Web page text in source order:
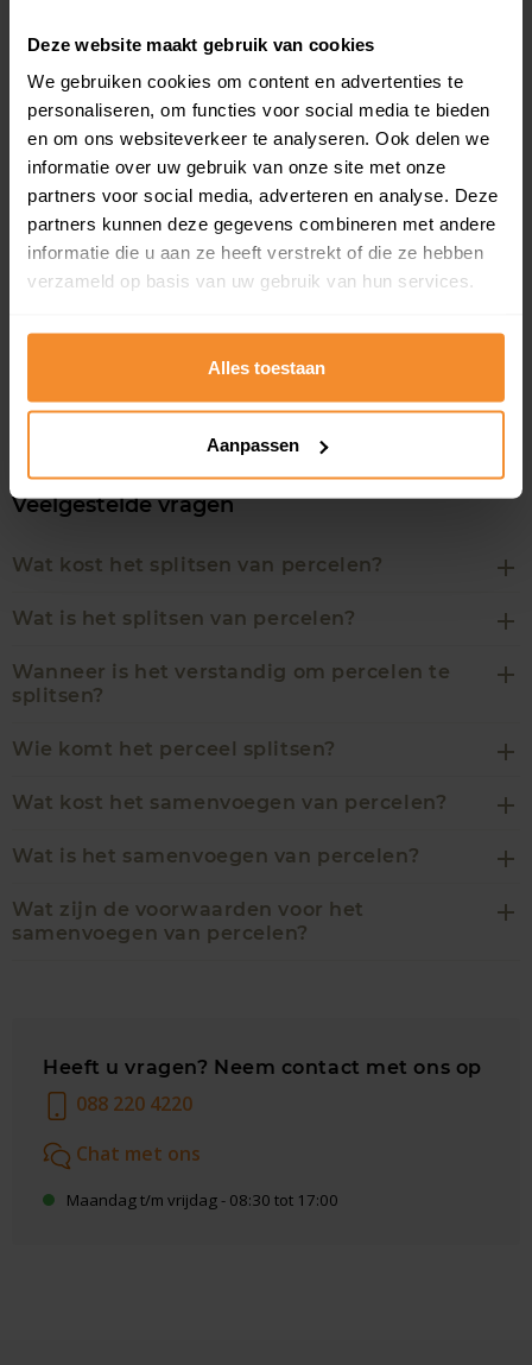
Deze website maakt gebruik van cookies
We gebruiken cookies om content en advertenties te
personaliseren, om functies voor social media te bieden
en om ons websiteverkeer te analyseren. Ook delen we
informatie over uw gebruik van onze site met onze
partners voor social media, adverteren en analyse. Deze
partners kunnen deze gegevens combineren met andere
informatie die u aan ze heeft verstrekt of die ze hebben
verzameld op basis van uw gebruik van hun services.
Alles toestaan
Aanpassen
Binnen 10 werkdagen
Alleen bij Kadasterdata
Uniek in Nederland! Wij verschijnen binnen 10 werkdagen bij
u op locatie. Ga door waar u mee bezig bent en loop geen
vertraging op. Wij ontzorgen u volledig met de splitsing zodat
u zich kan focussen op uw project of op de transactie van
het perceel.
Veelgestelde vragen
Wat kost het splitsen van percelen?
Wat is het splitsen van percelen?
Wanneer is het verstandig om percelen te
splitsen?
Wie komt het perceel splitsen?
Wat kost het samenvoegen van percelen?
Wat is het samenvoegen van percelen?
Wat zijn de voorwaarden voor het
samenvoegen van percelen?
Heeft u vragen? Neem contact met ons op
088 220 4220
Chat met ons
Maandag t/m vrijdag - 08:30 tot 17:00